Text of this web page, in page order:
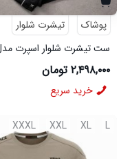
پوشاک
تیشرت شلوار
مشکی
۲,۴۹۸,۰۰۰ تومان
خرید سریع
L
XL
XXL
XXXL